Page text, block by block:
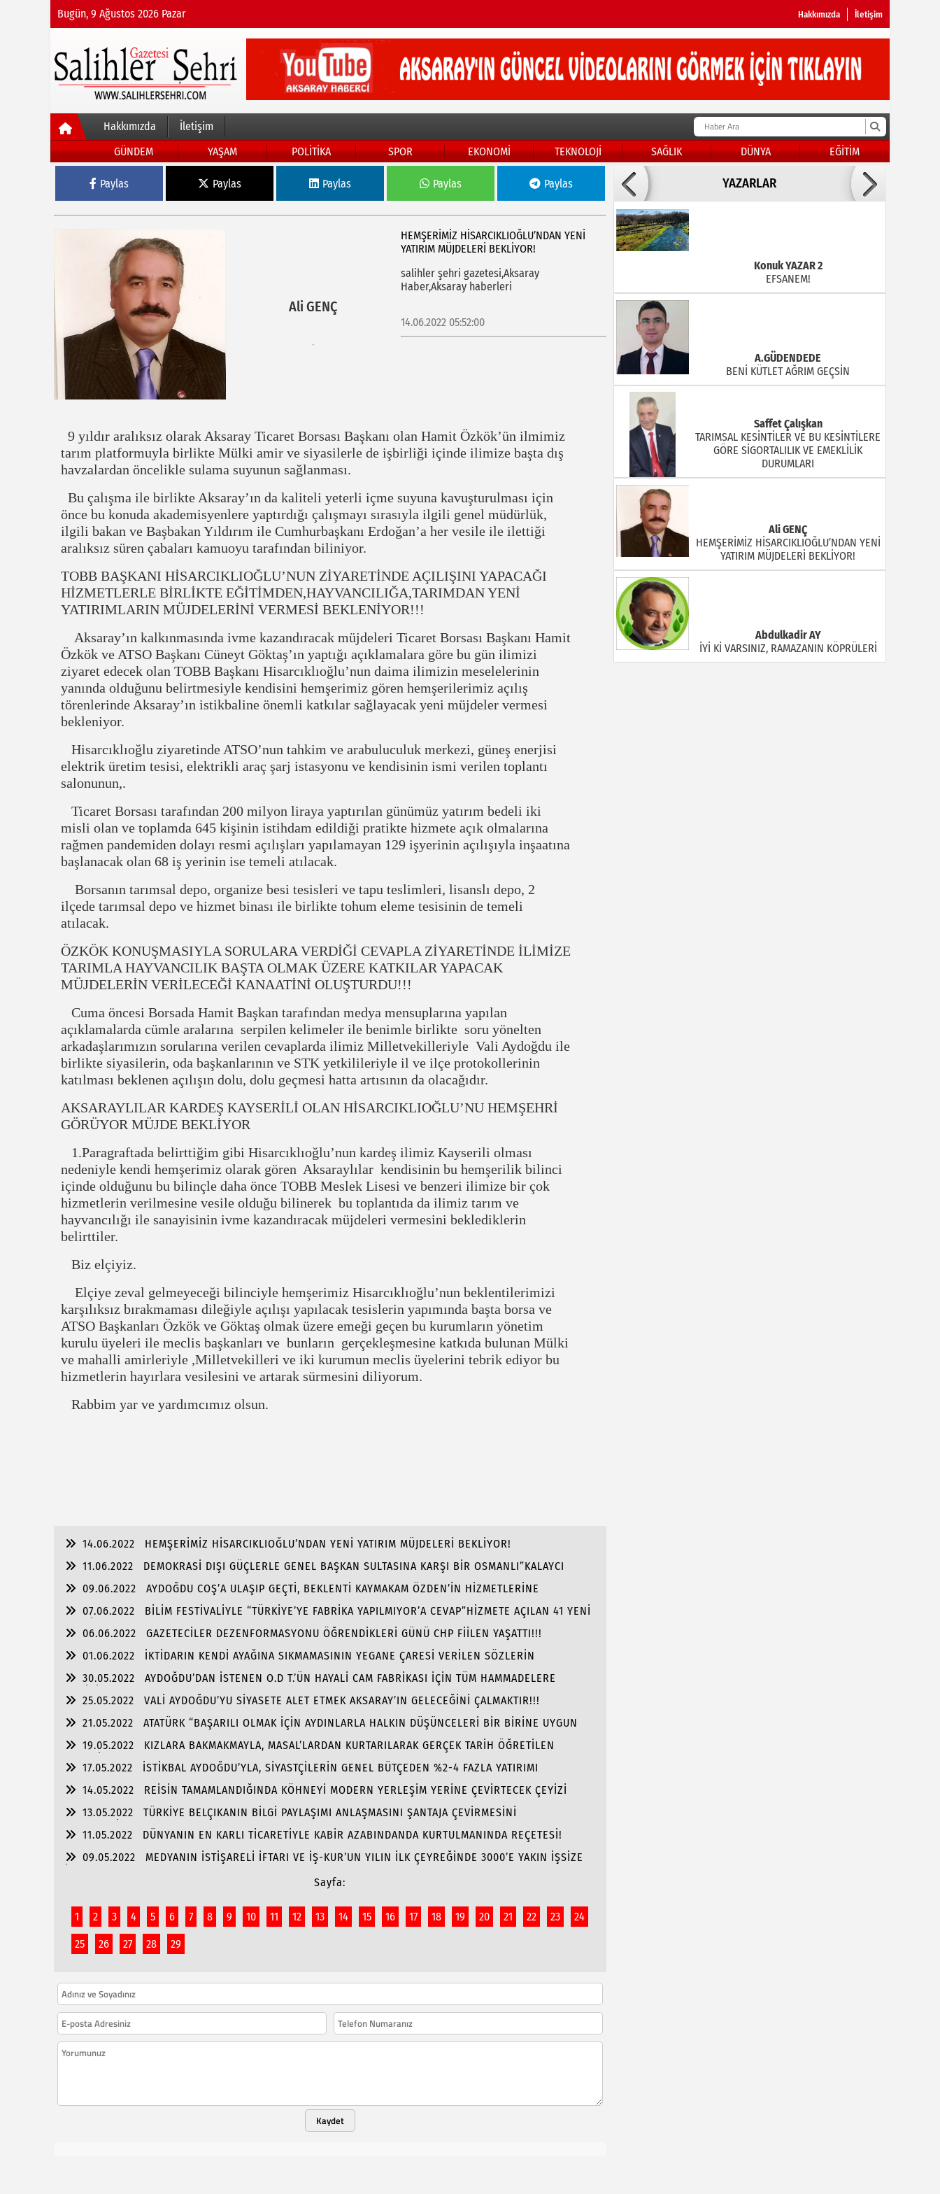
Bugün, 9 Ağustos 2026 Pazar Hakkımızda İletişim
Hakkımızda
İletişim
GÜNDEM
YAŞAM POLİTİKA SPOR EKONOMİ TEKNOLOJİ SAĞLIK DÜNYA EĞİTİM
Paylas Paylas Paylas Paylas Paylas
Ali GENÇ
HEMŞERİMİZ HİSARCIKLIOĞLU’NDAN YENİ
YATIRIM MÜJDELERİ BEKLİYOR!
salihler şehri gazetesi,Aksaray
Haber,Aksaray haberleri
14.06.2022 05:52:00
9 yıldır aralıksız olarak Aksaray Ticaret Borsası Başkanı olan Hamit Özkök’ün ilmimiz
tarım platformuyla birlikte Mülki amir ve siyasilerle de işbirliği içinde ilimize başta dış
havzalardan öncelikle sulama suyunun sağlanması.
Bu çalışma ile birlikte Aksaray’ın da kaliteli yeterli içme suyuna kavuşturulması için
önce bu konuda akademisyenlere yaptırdığı çalışmayı sırasıyla ilgili genel müdürlük,
ilgili bakan ve Başbakan Yıldırım ile Cumhurbaşkanı Erdoğan’a her vesile ile ilettiği
aralıksız süren çabaları kamuoyu tarafından biliniyor.
TOBB BAŞKANI HİSARCIKLIOĞLU’NUN ZİYARETİNDE AÇILIŞINI YAPACAĞI
HİZMETLERLE BİRLİKTE EĞİTİMDEN,HAYVANCILIĞA,TARIMDAN YENİ
YATIRIMLARIN MÜJDELERİNİ VERMESİ BEKLENİYOR!!!
Aksaray’ın kalkınmasında ivme kazandıracak müjdeleri Ticaret Borsası Başkanı Hamit
Özkök ve ATSO Başkanı Cüneyt Göktaş’ın yaptığı açıklamalara göre bu gün ilimizi
ziyaret edecek olan TOBB Başkanı Hisarcıklıoğlu’nun daima ilimizin meselelerinin
yanında olduğunu belirtmesiyle kendisini hemşerimiz gören hemşerilerimiz açılış
törenlerinde Aksaray’ın istikbaline önemli katkılar sağlayacak yeni müjdeler vermesi
bekleniyor.
Hisarcıklıoğlu ziyaretinde ATSO’nun tahkim ve arabuluculuk merkezi, güneş enerjisi
elektrik üretim tesisi, elektrikli araç şarj istasyonu ve kendisinin ismi verilen toplantı
salonunun,.
Ticaret Borsası tarafından 200 milyon liraya yaptırılan günümüz yatırım bedeli iki
misli olan ve toplamda 645 kişinin istihdam edildiği pratikte hizmete açık olmalarına
rağmen pandemiden dolayı resmi açılışları yapılamayan 129 işyerinin açılışıyla inşaatına
başlanacak olan 68 iş yerinin ise temeli atılacak.
Borsanın tarımsal depo, organize besi tesisleri ve tapu teslimleri, lisanslı depo, 2
ilçede tarımsal depo ve hizmet binası ile birlikte tohum eleme tesisinin de temeli
atılacak.
ÖZKÖK KONUŞMASIYLA SORULARA VERDİĞİ CEVAPLA ZİYARETİNDE İLİMİZE
TARIMLA HAYVANCILIK BAŞTA OLMAK ÜZERE KATKILAR YAPACAK
MÜJDELERİN VERİLECEĞİ KANAATİNİ OLUŞTURDU!!!
Cuma öncesi Borsada Hamit Başkan tarafından medya mensuplarına yapılan
açıklamalarda cümle aralarına serpilen kelimeler ile benimle birlikte soru yönelten
arkadaşlarımızın sorularına verilen cevaplarda ilimiz Milletvekilleriyle Vali Aydoğdu ile
birlikte siyasilerin, oda başkanlarının ve STK yetkilileriyle il ve ilçe protokollerinin
katılması beklenen açılışın dolu, dolu geçmesi hatta artısının da olacağıdır.
AKSARAYLILAR KARDEŞ KAYSERİLİ OLAN HİSARCIKLIOĞLU’NU HEMŞEHRİ
GÖRÜYOR MÜJDE BEKLİYOR
1.Paragraftada belirttiğim gibi Hisarcıklıoğlu’nun kardeş ilimiz Kayserili olması
nedeniyle kendi hemşerimiz olarak gören Aksaraylılar kendisinin bu hemşerilik bilinci
içinde olduğunu bu bilinçle daha önce TOBB Meslek Lisesi ve benzeri ilimize bir çok
hizmetlerin verilmesine vesile olduğu bilinerek bu toplantıda da ilimiz tarım ve
hayvancılığı ile sanayisinin ivme kazandıracak müjdeleri vermesini beklediklerin
belirttiler.
Biz elçiyiz.
Elçiye zeval gelmeyeceği bilinciyle hemşerimiz Hisarcıklıoğlu’nun beklentilerimizi
karşılıksız bırakmaması dileğiyle açılışı yapılacak tesislerin yapımında başta borsa ve
ATSO Başkanları Özkök ve Göktaş olmak üzere emeği geçen bu kurumların yönetim
kurulu üyeleri ile meclis başkanları ve bunların gerçekleşmesine katkıda bulunan Mülki
ve mahalli amirleriyle ,Milletvekilleri ve iki kurumun meclis üyelerini tebrik ediyor bu
hizmetlerin hayırlara vesilesini ve artarak sürmesini diliyorum.
Rabbim yar ve yardımcımız olsun.
14.06.2022
HEMŞERİMİZ HİSARCIKLIOĞLU’NDAN YENİ YATIRIM MÜJDELERİ BEKLİYOR!
11.06.2022
DEMOKRASİ DIŞI GÜÇLERLE GENEL BAŞKAN SULTASINA KARŞI BİR OSMANLI”KALAYCI
09.06.2022
AYDOĞDU COŞ’A ULAŞIP GEÇTİ, BEKLENTİ KAYMAKAM ÖZDEN’İN HİZMETLERİNE
07.06.2022
BİLİM FESTİVALİYLE “TÜRKİYE’YE FABRİKA YAPILMIYOR’A CEVAP”HİZMETE AÇILAN 41 YENİ
06.06.2022
GAZETECİLER DEZENFORMASYONU ÖĞRENDİKLERİ GÜNÜ CHP FİİLEN YAŞATTI!!!
01.06.2022
İKTİDARIN KENDİ AYAĞINA SIKMAMASININ YEGANE ÇARESİ VERİLEN SÖZLERİN
30.05.2022
AYDOĞDU’DAN İSTENEN O.D T.’ÜN HAYALİ CAM FABRİKASI İÇİN TÜM HAMMADELERE
25.05.2022
VALİ AYDOĞDU’YU SİYASETE ALET ETMEK AKSARAY’IN GELECEĞİNİ ÇALMAKTIR!!!
21.05.2022
ATATÜRK “BAŞARILI OLMAK İÇİN AYDINLARLA HALKIN DÜŞÜNCELERİ BİR BİRİNE UYGUN
19.05.2022
KIZLARA BAKMAKMAYLA, MASAL’LARDAN KURTARILARAK GERÇEK TARİH ÖĞRETİLEN
17.05.2022
İSTİKBAL AYDOĞDU’YLA, SİYASTÇİLERİN GENEL BÜTÇEDEN %2-4 FAZLA YATIRIMI
14.05.2022
REİSİN TAMAMLANDIĞINDA KÖHNEYİ MODERN YERLEŞİM YERİNE ÇEVİRTECEK ÇEYİZİ
13.05.2022
TÜRKİYE BELÇIKANIN BİLGİ PAYLAŞIMI ANLAŞMASINI ŞANTAJA ÇEVİRMESİNİ
11.05.2022
DÜNYANIN EN KARLI TİCARETİYLE KABİR AZABINDANDA KURTULMANINDA REÇETESİ!
09.05.2022
MEDYANIN İSTİŞARELİ İFTARI VE İŞ-KUR’UN YILIN İLK ÇEYREĞİNDE 3000’E YAKIN İŞSİZE
Sayfa:
1 2 3 4 5 6 7 8 9 10 11 12 13 14 15 16 17 18 19 20 21 22 23 24
25 26 27 28 29
Kaydet
YAZARLAR
KADER DİYEMEZSİN SEN KENDİN ETTİN
Konuk YAZAR 2
EFSANEM!
A.GÜDENDEDE
BENİ KÜTLET AĞRIM GEÇSİN
Saffet Çalışkan
TARIMSAL KESİNTİLER VE BU KESİNTİLERE
GÖRE SİGORTALILIK VE EMEKLİLİK
DURUMLARI
Ali GENÇ
HEMŞERİMİZ HİSARCIKLIOĞLU’NDAN YENİ
YATIRIM MÜJDELERİ BEKLİYOR!
Abdulkadir AY
İYİ Kİ VARSINIZ, RAMAZANIN KÖPRÜLERİ